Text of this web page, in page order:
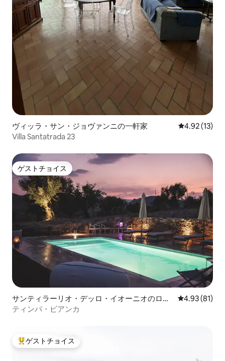
ヴィッラ・サン・ジョヴァンニの一軒家 レビュー13
4.92 (13)
Villa Santatrada 23
ゲストチョイス
ゲストチョイス
サンティラーリオ・デッロ・イオーニオのロフ
ト
レビュー81
4.93 (81)
ティンパ・ビアンカ
大好評のゲストチョイスです。
ゲストチョイス